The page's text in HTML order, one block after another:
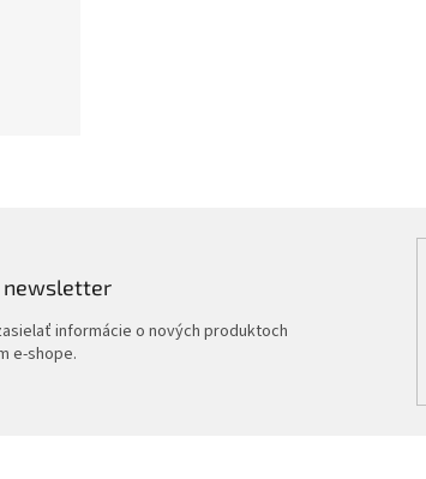
newsletter
informácie o nových produktoch
e-shope.